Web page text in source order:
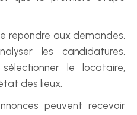
répondre aux demandes,
les candidatures,
le locataire,
des lieux.
peuvent recevoir